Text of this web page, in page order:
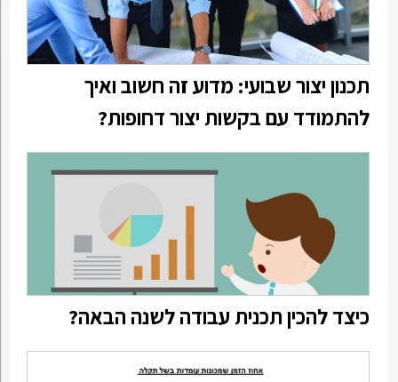
תכנון יצור שבועי: מדוע זה חשוב ואיך
להתמודד עם בקשות יצור דחופות?
כיצד להכין תכנית עבודה לשנה הבאה?